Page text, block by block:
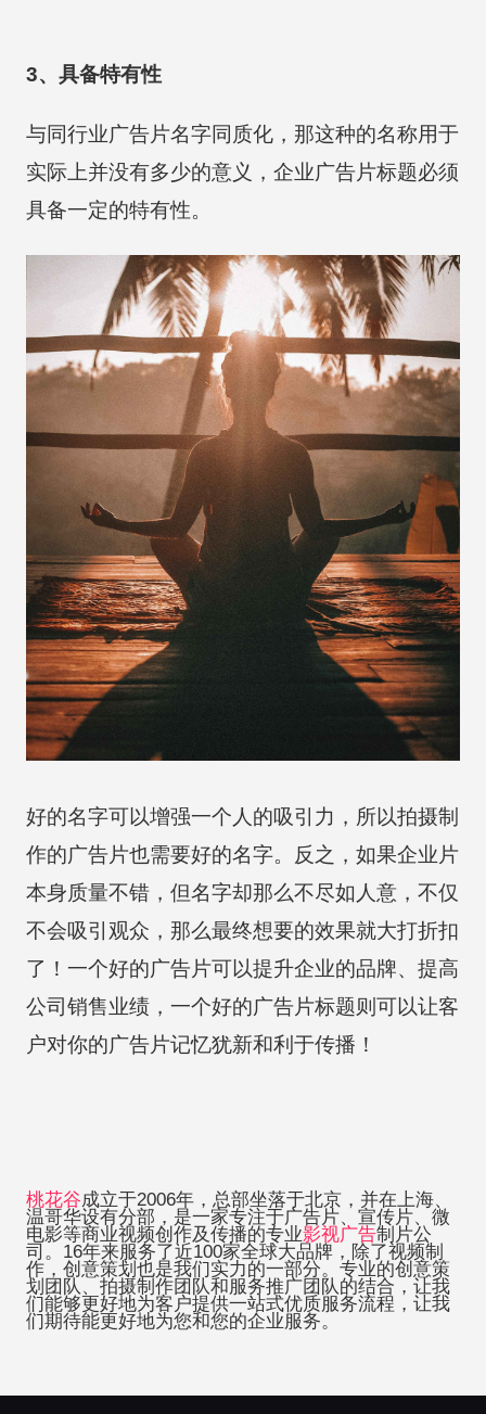
3、具备特有性
与同行业广告片名字同质化，那这种的名称用于
实际上并没有多少的意义，企业广告片标题必须
具备一定的特有性。
好的名字可以增强一个人的吸引力，所以拍摄制
作的广告片也需要好的名字。反之，如果企业片
本身质量不错，但名字却那么不尽如人意，不仅
不会吸引观众，那么最终想要的效果就大打折扣
了！一个好的广告片可以提升企业的品牌、提高
公司销售业绩，一个好的广告片标题则可以让客
户对你的广告片记忆犹新和利于传播！
桃花谷成立于2006年，总部坐落于北京，并在上海、
温哥华设有分部，是一家专注于广告片、宣传片、微
电影等商业视频创作及传播的专业影视广告制片公
司。16年来服务了近100家全球大品牌，除了视频制
作，创意策划也是我们实力的一部分。专业的创意策
划团队、拍摄制作团队和服务推广团队的结合，让我
们能够更好地为客户提供一站式优质服务流程，让我
们期待能更好地为您和您的企业服务。